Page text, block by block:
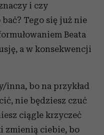
i czy
Tego się już nie
Beata
a w konsekwencji
inna, bo na przykład
nie będziesz czuć
ciągle krzyczeć
zmienią ciebie, bo